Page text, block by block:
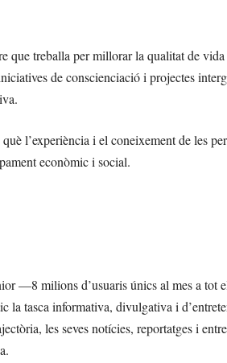
que treballa per millorar la qualitat de vida
de conscienciació i projectes
l’experiència i el coneixement de les
econòmic i social.
—8 milions d’usuaris únics al mes a
tasca informativa, divulgativa i
les seves notícies, reportatges i